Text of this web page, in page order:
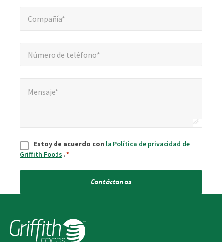
Compañía*
Número de teléfono*
Mensaje*
AceptarEstoy de acuerdo con la Política de privacidad de
Griffith Foods .*
Contáctanos